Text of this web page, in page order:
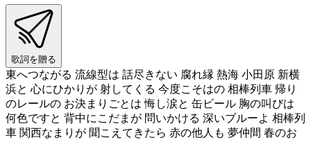
歌詞を贈る
東へつながる 流線型は 話尽きない 腐れ縁 熱海 小田原 新横
浜と 心にひかりが 射してくる 今度こそはの 相棒列車 帰り
のレールの お決まりごとは 悔し涙と 缶ビール 胸の叫びは
何色ですと 背中にこだまが 問いかける 深いブルーよ 相棒列
車 関西なまりが 聞こえてきたら 赤の他人も 夢仲間 春のお